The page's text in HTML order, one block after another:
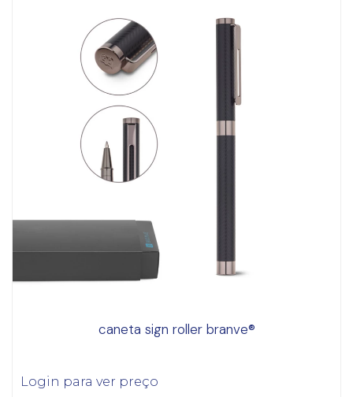
caneta sign roller branve®
Login para ver preço